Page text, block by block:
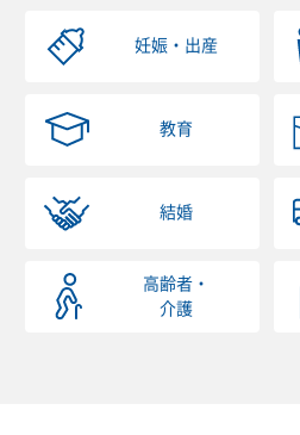
妊娠・出産
教育
結婚
高齢者・
介護